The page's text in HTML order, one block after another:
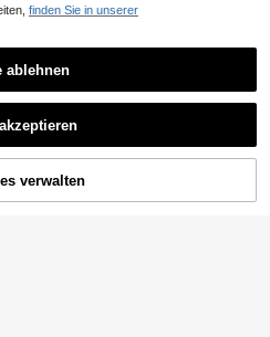
ist ausverkauft.
2
finden Sie in unserer
ablehnen
verwalten